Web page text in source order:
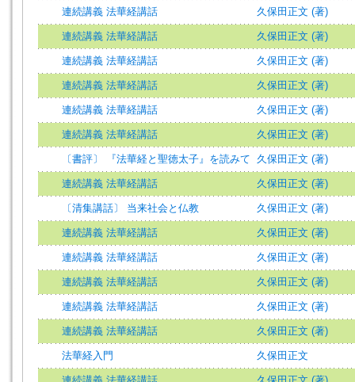
連続講義 法華経講話 久保田正文 (著)
連続講義 法華経講話 久保田正文 (著)
連続講義 法華経講話 久保田正文 (著)
連続講義 法華経講話 久保田正文 (著)
連続講義 法華経講話 久保田正文 (著)
連続講義 法華経講話 久保田正文 (著)
〔書評〕 『法華経と聖徳太子』を読みて 久保田正文 (著)
連続講義 法華経講話 久保田正文 (著)
〔清集講話〕 当来社会と仏教 久保田正文 (著)
連続講義 法華経講話 久保田正文 (著)
連続講義 法華経講話 久保田正文 (著)
連続講義 法華経講話 久保田正文 (著)
連続講義 法華経講話 久保田正文 (著)
連続講義 法華経講話 久保田正文 (著)
法華経入門 久保田正文